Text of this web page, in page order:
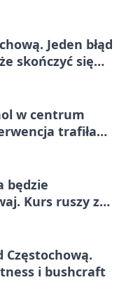
Jeden błąd
skończyć się
w centrum
trafiła
będzie
Kurs ruszy ze
Częstochową.
i bushcraft